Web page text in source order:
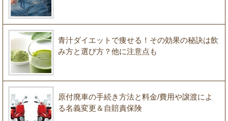
青汁ダイエットで痩せる！その効果の秘訣は飲
み方と選び方？他に注意点も
原付廃車の手続き方法と料金/費用や譲渡によ
る名義変更＆自賠責保険